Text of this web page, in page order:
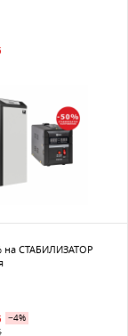
на СТАБИЛИЗАТОР
−4%